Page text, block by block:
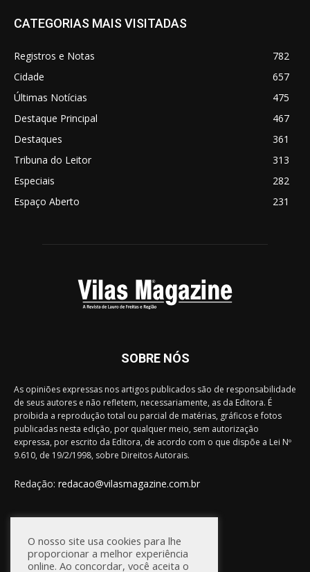
CATEGORIAS MAIS VISITADAS
Registros e Notas
782
Cidade
657
Últimas Notícias
475
Destaque Principal
467
Destaques
361
Tribuna do Leitor
313
Especiais
282
Espaço Aberto
231
SOBRE NÓS
As opiniões expressas nos artigos publicados são de responsabilidade
de seus autores e não refletem, necessariamente, as da Editora. É
proibida a reprodução total ou parcial de matérias, gráficos e fotos
publicadas nesta edição, por qualquer meio, sem autorização
expressa, por escrito da Editora, de acordo com o que dispõe a Lei Nº
9.610, de 19/2/1998, sobre Direitos Autorais.
Redação: redacao@vilasmagazine.com.br
FIQUE CONECTADO
O nosso site usa cookies para lhe
proporcionar a melhor experiência
online. Ao concordar, você aceita o